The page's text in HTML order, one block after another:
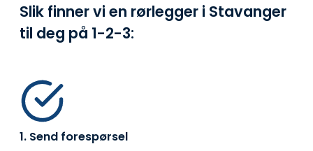
Slik finner vi en rørlegger i Stavanger
til deg på 1-2-3:
1. Send forespørsel